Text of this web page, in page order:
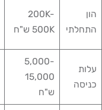
הון
התחלתי
200K-
500K ש"ח
עלות
כניסה
5,000-
15,000
ש"ח